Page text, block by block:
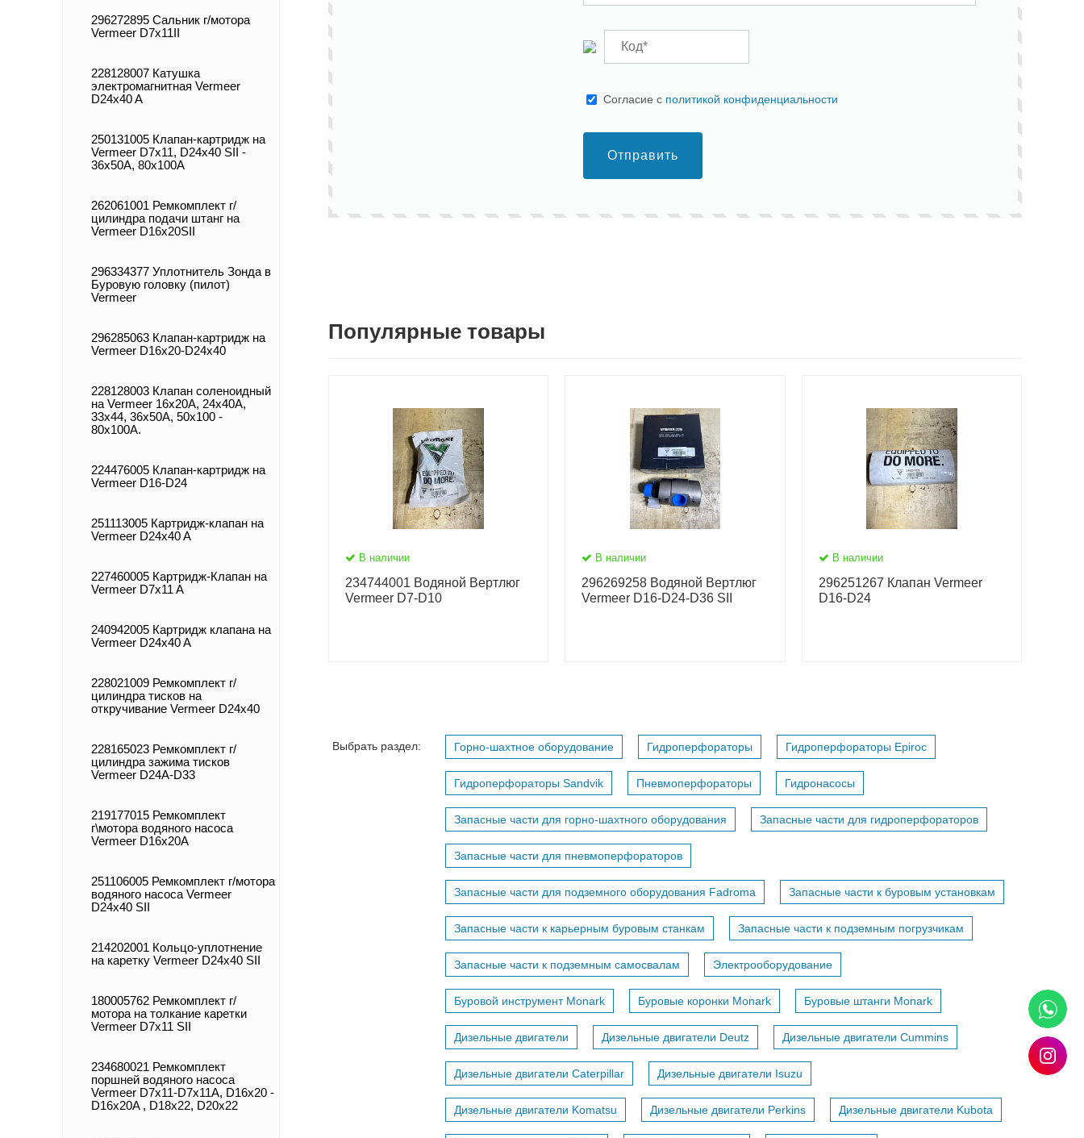
296272895 Сальник г/мотора
Vermeer D7x11II
228128007 Катушка
электромагнитная Vermeer
D24x40 A
250131005 Клапан-картридж на
Vermeer D7х11, D24x40 SII -
36x50A, 80x100A
262061001 Ремкомплект г/
цилиндра подачи штанг на
Vermeer D16x20SII
296334377 Уплотнитель Зонда в
Буровую головку (пилот)
Vermeer
296285063 Клапан-картридж на
Vermeer D16x20-D24x40
228128003 Клапан соленоидный
на Vermeer 16х20А, 24х40А,
33х44, 36х50А, 50х100 -
80х100А.
224476005 Клапан-картридж на
Vermeer D16-D24
251113005 Картридж-клапан на
Vermeer D24x40 A
227460005 Картридж-Клапан на
Vermeer D7x11 A
240942005 Картридж клапана на
Vermeer D24x40 A
228021009 Ремкомплект г/
цилиндра тисков на
откручивание Vermeer D24x40
228165023 Ремкомплект г/
цилиндра зажима тисков
Vermeer D24А-D33
219177015 Ремкомплект
г\мотора водяного насоса
Vermeer D16x20A
251106005 Ремкомплект г/мотора
водяного насоса Vermeer
D24x40 SII
214202001 Кольцо-уплотнение
на каретку Vermeer D24x40 SII
180005762 Ремкомплект г/
мотора на толкание каретки
Vermeer D7x11 SII
234680021 Ремкомплект
поршней водяного насоса
Vermeer D7x11-D7x11A, D16x20 -
D16x20A , D18x22, D20x22
Cогласие с политикой конфиденциальности
Отправить
Популярные товары
В наличии
234744001 Водяной Вертлюг
Vermeer D7-D10
В наличии
296269258 Водяной Вертлюг
Vermeer D16-D24-D36 SII
В наличии
296251267 Клапан Vermeer
D16-D24
Выбрать раздел: Горно-шахтное оборудование Гидроперфораторы Гидроперфораторы Epiroc
Гидроперфораторы Sandvik Пневмоперфораторы Гидронасосы
Запасные части для горно-шахтного оборудования Запасные части для гидроперфораторов
Запасные части для пневмоперфораторов
Запасные части для подземного оборудования Fadroma Запасные части к буровым установкам
Запасные части к карьерным буровым станкам Запасные части к подземным погрузчикам
Запасные части к подземным самосвалам Электрооборудование
Буровой инструмент Monark Буровые коронки Monark Буровые штанги Monark
Дизельные двигатели Дизельные двигатели Deutz Дизельные двигатели Cummins
Дизельные двигатели Caterpillar Дизельные двигатели Isuzu
Дизельные двигатели Komatsu Дизельные двигатели Perkins Дизельные двигатели Kubota